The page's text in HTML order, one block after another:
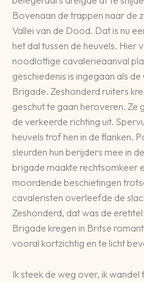
Bovenaan de trappen naar de
Vallei van de Dood. Dat is nu
het dal tussen de heuvels. Hier
noodlottige cavalerieaanval
geschiedenis is ingegaan als
Brigade. Zeshonderd ruiters
geschut te gaan heroveren.
de verkeerde richting uit.
heuvels trof hen in de flanken.
sleurden hun berijders mee in
brigade maakte rechtsomkeer
moordende beschietingen
cavaleristen overleefde de
Zeshonderd, dat was de
Brigade kregen in Britse
vooral kortzichtig en te licht
Ik steek de weg over, ik wandel